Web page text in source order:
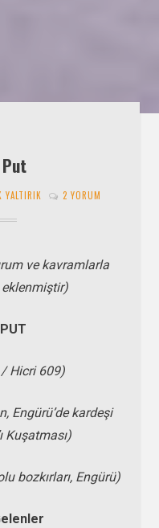
YALTIRIK 2 YORUM
ve kavramlarla
eklenmiştir)
Hicri 609)
Engürü’de kardeşi
Kuşatması)
bozkırları, Engürü)